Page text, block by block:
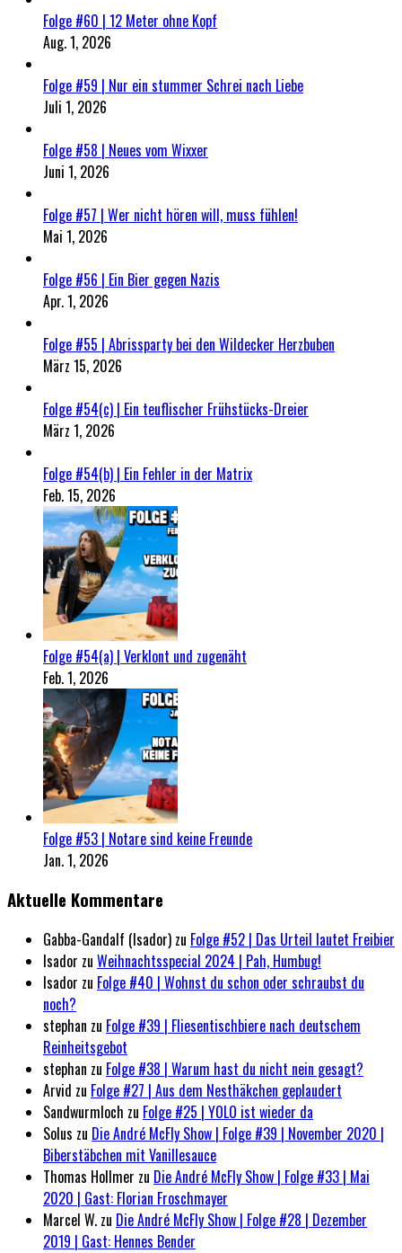
Folge #60 | 12 Meter ohne Kopf
Aug. 1, 2026
Folge #59 | Nur ein stummer Schrei nach Liebe
Juli 1, 2026
Folge #58 | Neues vom Wixxer
Juni 1, 2026
Folge #57 | Wer nicht hören will, muss fühlen!
Mai 1, 2026
Folge #56 | Ein Bier gegen Nazis
Apr. 1, 2026
Folge #55 | Abrissparty bei den Wildecker Herzbuben
März 15, 2026
Folge #54(c) | Ein teuflischer Frühstücks-Dreier
März 1, 2026
Folge #54(b) | Ein Fehler in der Matrix
Feb. 15, 2026
Folge #54(a) | Verklont und zugenäht
Feb. 1, 2026
Folge #53 | Notare sind keine Freunde
Jan. 1, 2026
Aktuelle Kommentare
Gabba-Gandalf (Isador) zu Folge #52 | Das Urteil lautet Freibier
Isador zu Weihnachtsspecial 2024 | Pah, Humbug!
Isador zu Folge #40 | Wohnst du schon oder schraubst du
noch?
stephan zu Folge #39 | Fliesentischbiere nach deutschem
Reinheitsgebot
stephan zu Folge #38 | Warum hast du nicht nein gesagt?
Arvid zu Folge #27 | Aus dem Nesthäkchen geplaudert
Sandwurmloch zu Folge #25 | YOLO ist wieder da
Solus zu Die André McFly Show | Folge #39 | November 2020 |
Biberstäbchen mit Vanillesauce
Thomas Hollmer zu Die André McFly Show | Folge #33 | Mai
2020 | Gast: Florian Froschmayer
Marcel W. zu Die André McFly Show | Folge #28 | Dezember
2019 | Gast: Hennes Bender